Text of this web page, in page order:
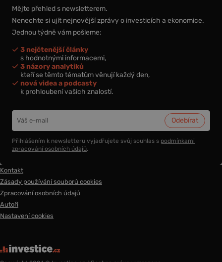
Mějte přehled s newsletterem.
Nenechte si ujít nejnovější zprávy o investicích a ekonomice.
Jednou týdně vám pošleme:
3 nejčtenější články
s hodnotnými informacemi,
3 názory analytiků
kteří se těmto tématům věnují každý den,
nová videa a podcasty
k prohloubení vašich znalostí.
Přihlášením k newsletteru vyjadřujete svůj souhlas s podmínkami
zpracování osobních údajů.
Kontakt
Zásady používání souborů cookies
Zpracování osobních údajů
Autoři
Nastavení cookies